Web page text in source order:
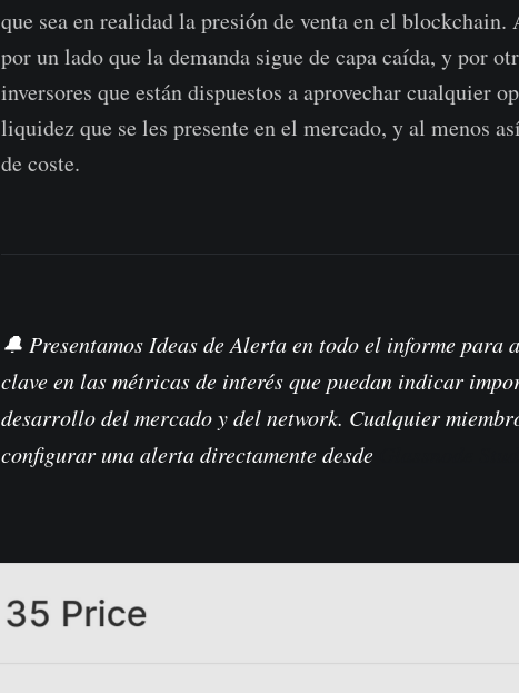
que sea en realidad la presión de venta en el
por un lado que la demanda sigue de capa caída, y por
inversores que están dispuestos a aprovechar cualquier
liquidez que se les presente en el mercado, y al menos
de coste.
🔔 Presentamos Ideas de Alerta en todo el informe
clave en las métricas de interés que puedan indicar
desarrollo del mercado y del network. Cualquier
configurar una alerta directamente desde